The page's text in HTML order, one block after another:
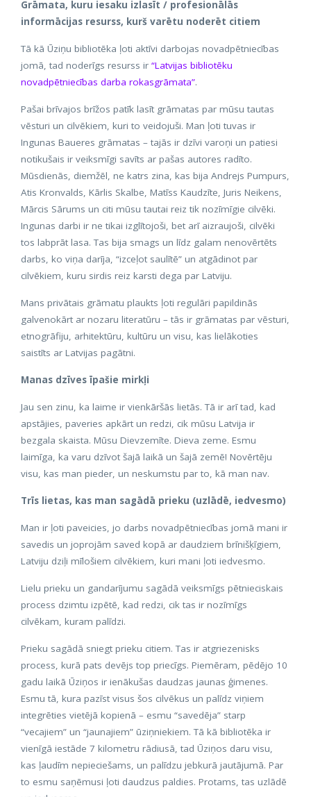
Grāmata, kuru iesaku izlasīt / profesionālās
informācijas resurss, kurš varētu noderēt citiem
Tā kā Ūziņu bibliotēka ļoti aktīvi darbojas novadpētniecības
jomā, tad noderīgs resurss ir “Latvijas bibliotēku
novadpētniecības darba rokasgrāmata”.
Pašai brīvajos brīžos patīk lasīt grāmatas par mūsu tautas
vēsturi un cilvēkiem, kuri to veidojuši. Man ļoti tuvas ir
Ingunas Baueres grāmatas – tajās ir dzīvi varoņi un patiesi
notikušais ir veiksmīgi savīts ar pašas autores radīto.
Mūsdienās, diemžēl, ne katrs zina, kas bija Andrejs Pumpurs,
Atis Kronvalds, Kārlis Skalbe, Matīss Kaudzīte, Juris Neikens,
Mārcis Sārums un citi mūsu tautai reiz tik nozīmīgie cilvēki.
Ingunas darbi ir ne tikai izglītojoši, bet arī aizraujoši, cilvēki
tos labprāt lasa. Tas bija smags un līdz galam nenovērtēts
darbs, ko viņa darīja, “izceļot saulītē” un atgādinot par
cilvēkiem, kuru sirdis reiz karsti dega par Latviju.
Mans privātais grāmatu plaukts ļoti regulāri papildinās
galvenokārt ar nozaru literatūru – tās ir grāmatas par vēsturi,
etnogrāfiju, arhitektūru, kultūru un visu, kas lielākoties
saistīts ar Latvijas pagātni.
Manas dzīves īpašie mirkļi
Jau sen zinu, ka laime ir vienkāršās lietās. Tā ir arī tad, kad
apstājies, paveries apkārt un redzi, cik mūsu Latvija ir
bezgala skaista. Mūsu Dievzemīte. Dieva zeme. Esmu
laimīga, ka varu dzīvot šajā laikā un šajā zemē! Novērtēju
visu, kas man pieder, un neskumstu par to, kā man nav.
Trīs lietas, kas man sagādā prieku (uzlādē, iedvesmo)
Man ir ļoti paveicies, jo darbs novadpētniecības jomā mani ir
savedis un joprojām saved kopā ar daudziem brīnišķīgiem,
Latviju dziļi mīlošiem cilvēkiem, kuri mani ļoti iedvesmo.
Lielu prieku un gandarījumu sagādā veiksmīgs pētnieciskais
process dzimtu izpētē, kad redzi, cik tas ir nozīmīgs
cilvēkam, kuram palīdzi.
Prieku sagādā sniegt prieku citiem. Tas ir atgriezenisks
process, kurā pats devējs top priecīgs. Piemēram, pēdējo 10
gadu laikā Ūziņos ir ienākušas daudzas jaunas ģimenes.
Esmu tā, kura pazīst visus šos cilvēkus un palīdz viņiem
integrēties vietējā kopienā – esmu “savedēja” starp
“vecajiem” un “jaunajiem” ūziņniekiem. Tā kā bibliotēka ir
vienīgā iestāde 7 kilometru rādiusā, tad Ūziņos daru visu,
kas ļaudīm nepieciešams, un palīdzu jebkurā jautājumā. Par
to esmu saņēmusi ļoti daudzus paldies. Protams, tas uzlādē